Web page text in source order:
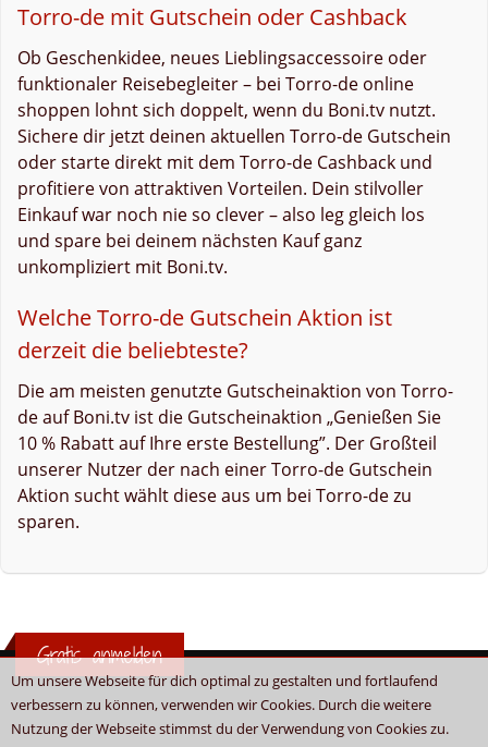
Um unsere Webseite für dich optimal zu gestalten und fortlaufend
verbessern zu können, verwenden wir Cookies. Durch die weitere
Nutzung der Webseite stimmst du der Verwendung von Cookies zu.
Torro-de mit Gutschein oder Cashback
Ob Geschenkidee, neues Lieblingsaccessoire oder
funktionaler Reisebegleiter – bei Torro-de online
shoppen lohnt sich doppelt, wenn du Boni.tv nutzt.
Sichere dir jetzt deinen aktuellen Torro-de Gutschein
oder starte direkt mit dem Torro-de Cashback und
profitiere von attraktiven Vorteilen. Dein stilvoller
Einkauf war noch nie so clever – also leg gleich los
und spare bei deinem nächsten Kauf ganz
unkompliziert mit Boni.tv.
Welche Torro-de Gutschein Aktion ist
derzeit die beliebteste?
Die am meisten genutzte Gutscheinaktion von Torro-
de auf Boni.tv ist die Gutscheinaktion „Genießen Sie
10 % Rabatt auf Ihre erste Bestellung”. Der Großteil
unserer Nutzer der nach einer Torro-de Gutschein
Aktion sucht wählt diese aus um bei Torro-de zu
sparen.
Gratis anmelden